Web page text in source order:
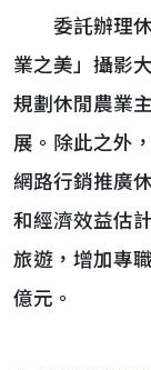
委託辦理休
業之美」攝影
規劃休閒農業
展。除此之外
網路行銷推廣
和經濟效益估
旅遊，增加專
億元。